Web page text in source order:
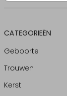
CATEGORIEËN
Geboorte
Trouwen
Kerst